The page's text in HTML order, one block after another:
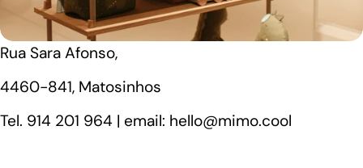
Rua Sara Afonso,
4460-841, Matosinhos
Tel. 914 201 964 | email: hello@mimo.cool